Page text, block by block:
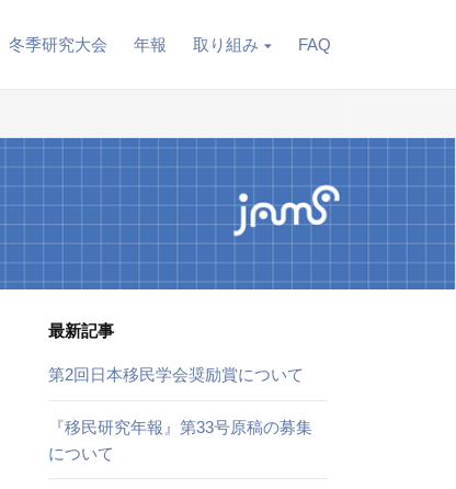
冬季研究大会 年報 取り組み FAQ
最新記事
第2回日本移民学会奨励賞について
『移民研究年報』第33号原稿の募集
について